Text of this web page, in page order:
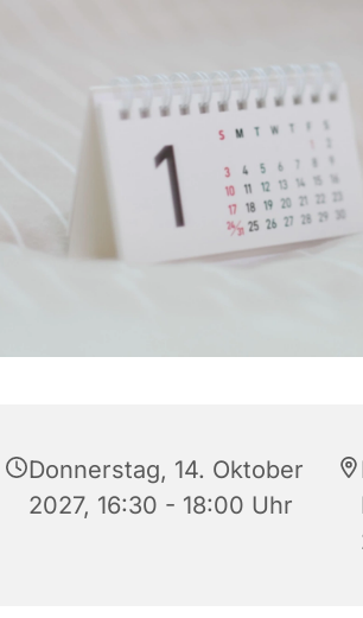
Donnerstag, 14. Oktober
2027, 16:30 - 18:00 Uhr